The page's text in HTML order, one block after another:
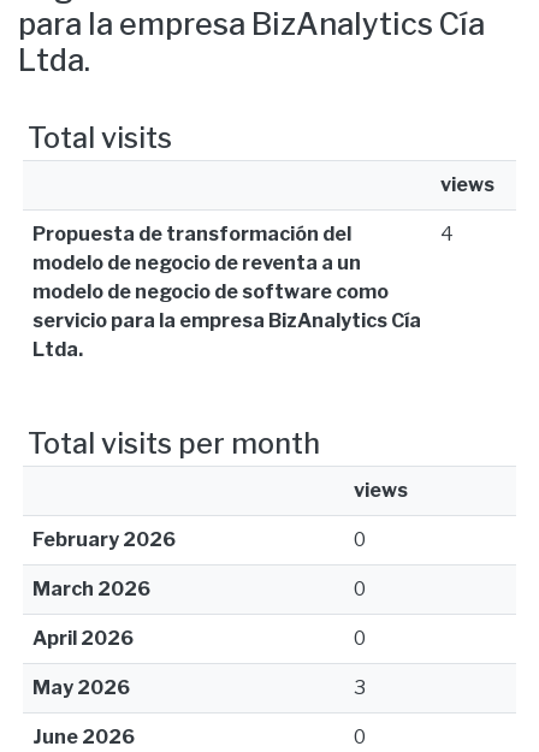
para la empresa BizAnalytics Cía
Ltda.
Total visits
views
Propuesta de transformación del
modelo de negocio de reventa a un
modelo de negocio de software como
servicio para la empresa BizAnalytics Cía
Ltda.
4
Total visits per month
views
February 2026 0
March 2026 0
April 2026 0
May 2026 3
June 2026 0